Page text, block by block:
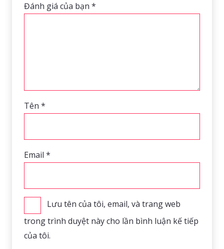
Đánh giá của bạn *
Tên *
Email *
Lưu tên của tôi, email, và trang web
trong trình duyệt này cho lần bình luận kế tiếp
của tôi.